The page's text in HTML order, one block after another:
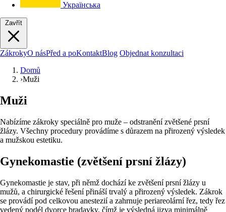
Українська
Zavřít
ZákrokyO násPřed a poKontaktBlog Objednat konzultaci
Domů
›Muži
Muži
Nabízíme zákroky speciálně pro muže – odstranění zvětšené prsní
žlázy. Všechny procedury provádíme s důrazem na přirozený výsledek
a mužskou estetiku.
Gynekomastie (zvětšení prsní žlázy)
Gynekomastie je stav, při němž dochází ke zvětšení prsní žlázy u
mužů, a chirurgické řešení přináší trvalý a přirozený výsledek. Zákrok
se provádí pod celkovou anestezií a zahrnuje periareolární řez, tedy řez
vedený podél dvorce bradavky, čímž je výsledná jizva minimálně